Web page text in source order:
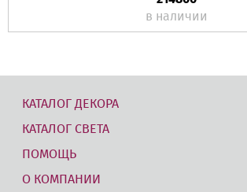
в наличии
КАТАЛОГ ДЕКОРА
КАТАЛОГ СВЕТА
ПОМОЩЬ
О КОМПАНИИ